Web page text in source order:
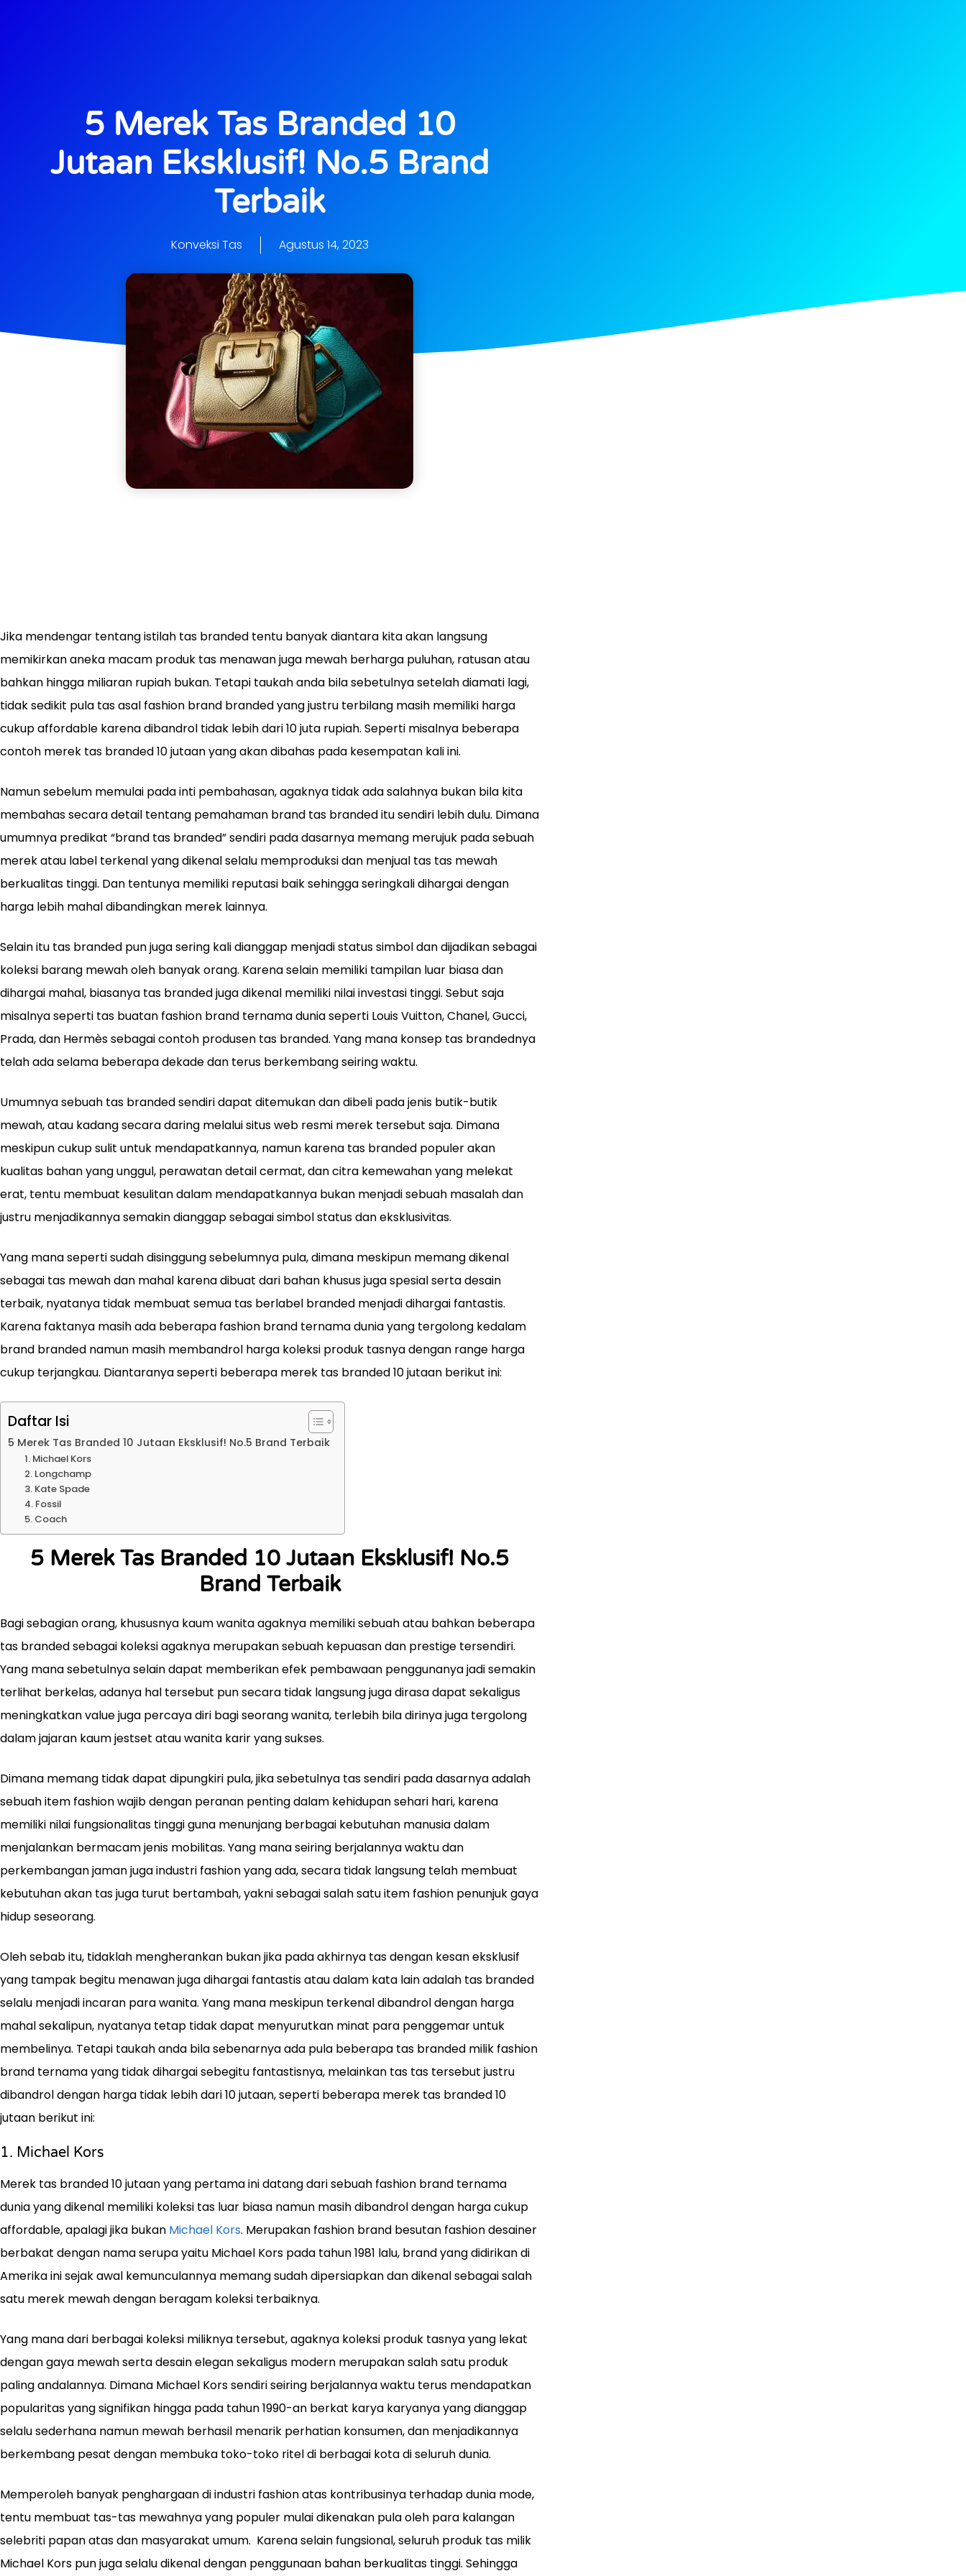
5 Merek Tas Branded 10
Jutaan Eksklusif! No.5 Brand
Terbaik
Konveksi Tas Agustus 14, 2023
Jika mendengar tentang istilah tas branded tentu banyak diantara kita akan langsung
memikirkan aneka macam produk tas menawan juga mewah berharga puluhan, ratusan atau
bahkan hingga miliaran rupiah bukan. Tetapi taukah anda bila sebetulnya setelah diamati lagi,
tidak sedikit pula tas asal fashion brand branded yang justru terbilang masih memiliki harga
cukup affordable karena dibandrol tidak lebih dari 10 juta rupiah. Seperti misalnya beberapa
contoh merek tas branded 10 jutaan yang akan dibahas pada kesempatan kali ini.
Namun sebelum memulai pada inti pembahasan, agaknya tidak ada salahnya bukan bila kita
membahas secara detail tentang pemahaman brand tas branded itu sendiri lebih dulu. Dimana
umumnya predikat “brand tas branded” sendiri pada dasarnya memang merujuk pada sebuah
merek atau label terkenal yang dikenal selalu memproduksi dan menjual tas tas mewah
berkualitas tinggi. Dan tentunya memiliki reputasi baik sehingga seringkali dihargai dengan
harga lebih mahal dibandingkan merek lainnya.
Selain itu tas branded pun juga sering kali dianggap menjadi status simbol dan dijadikan sebagai
koleksi barang mewah oleh banyak orang. Karena selain memiliki tampilan luar biasa dan
dihargai mahal, biasanya tas branded juga dikenal memiliki nilai investasi tinggi. Sebut saja
misalnya seperti tas buatan fashion brand ternama dunia seperti Louis Vuitton, Chanel, Gucci,
Prada, dan Hermès sebagai contoh produsen tas branded. Yang mana konsep tas brandednya
telah ada selama beberapa dekade dan terus berkembang seiring waktu.
Umumnya sebuah tas branded sendiri dapat ditemukan dan dibeli pada jenis butik-butik
mewah, atau kadang secara daring melalui situs web resmi merek tersebut saja. Dimana
meskipun cukup sulit untuk mendapatkannya, namun karena tas branded populer akan
kualitas bahan yang unggul, perawatan detail cermat, dan citra kemewahan yang melekat
erat, tentu membuat kesulitan dalam mendapatkannya bukan menjadi sebuah masalah dan
justru menjadikannya semakin dianggap sebagai simbol status dan eksklusivitas.
Yang mana seperti sudah disinggung sebelumnya pula, dimana meskipun memang dikenal
sebagai tas mewah dan mahal karena dibuat dari bahan khusus juga spesial serta desain
terbaik, nyatanya tidak membuat semua tas berlabel branded menjadi dihargai fantastis.
Karena faktanya masih ada beberapa fashion brand ternama dunia yang tergolong kedalam
brand branded namun masih membandrol harga koleksi produk tasnya dengan range harga
cukup terjangkau. Diantaranya seperti beberapa merek tas branded 10 jutaan berikut ini:
Daftar Isi
5 Merek Tas Branded 10 Jutaan Eksklusif! No.5 Brand Terbaik
1. Michael Kors
2. Longchamp
3. Kate Spade
4. Fossil
5. Coach
5 Merek Tas Branded 10 Jutaan Eksklusif! No.5
Brand Terbaik
Bagi sebagian orang, khususnya kaum wanita agaknya memiliki sebuah atau bahkan beberapa
tas branded sebagai koleksi agaknya merupakan sebuah kepuasan dan prestige tersendiri.
Yang mana sebetulnya selain dapat memberikan efek pembawaan penggunanya jadi semakin
terlihat berkelas, adanya hal tersebut pun secara tidak langsung juga dirasa dapat sekaligus
meningkatkan value juga percaya diri bagi seorang wanita, terlebih bila dirinya juga tergolong
dalam jajaran kaum jestset atau wanita karir yang sukses.
Dimana memang tidak dapat dipungkiri pula, jika sebetulnya tas sendiri pada dasarnya adalah
sebuah item fashion wajib dengan peranan penting dalam kehidupan sehari hari, karena
memiliki nilai fungsionalitas tinggi guna menunjang berbagai kebutuhan manusia dalam
menjalankan bermacam jenis mobilitas. Yang mana seiring berjalannya waktu dan
perkembangan jaman juga industri fashion yang ada, secara tidak langsung telah membuat
kebutuhan akan tas juga turut bertambah, yakni sebagai salah satu item fashion penunjuk gaya
hidup seseorang.
Oleh sebab itu, tidaklah mengherankan bukan jika pada akhirnya tas dengan kesan eksklusif
yang tampak begitu menawan juga dihargai fantastis atau dalam kata lain adalah tas branded
selalu menjadi incaran para wanita. Yang mana meskipun terkenal dibandrol dengan harga
mahal sekalipun, nyatanya tetap tidak dapat menyurutkan minat para penggemar untuk
membelinya. Tetapi taukah anda bila sebenarnya ada pula beberapa tas branded milik fashion
brand ternama yang tidak dihargai sebegitu fantastisnya, melainkan tas tas tersebut justru
dibandrol dengan harga tidak lebih dari 10 jutaan, seperti beberapa merek tas branded 10
jutaan berikut ini:
1. Michael Kors
Merek tas branded 10 jutaan yang pertama ini datang dari sebuah fashion brand ternama
dunia yang dikenal memiliki koleksi tas luar biasa namun masih dibandrol dengan harga cukup
affordable, apalagi jika bukan Michael Kors. Merupakan fashion brand besutan fashion desainer
berbakat dengan nama serupa yaitu Michael Kors pada tahun 1981 lalu, brand yang didirikan di
Amerika ini sejak awal kemunculannya memang sudah dipersiapkan dan dikenal sebagai salah
satu merek mewah dengan beragam koleksi terbaiknya.
Yang mana dari berbagai koleksi miliknya tersebut, agaknya koleksi produk tasnya yang lekat
dengan gaya mewah serta desain elegan sekaligus modern merupakan salah satu produk
paling andalannya. Dimana Michael Kors sendiri seiring berjalannya waktu terus mendapatkan
popularitas yang signifikan hingga pada tahun 1990-an berkat karya karyanya yang dianggap
selalu sederhana namun mewah berhasil menarik perhatian konsumen, dan menjadikannya
berkembang pesat dengan membuka toko-toko ritel di berbagai kota di seluruh dunia.
Memperoleh banyak penghargaan di industri fashion atas kontribusinya terhadap dunia mode,
tentu membuat tas-tas mewahnya yang populer mulai dikenakan pula oleh para kalangan
selebriti papan atas dan masyarakat umum. Karena selain fungsional, seluruh produk tas milik
Michael Kors pun juga selalu dikenal dengan penggunaan bahan berkualitas tinggi. Sehingga